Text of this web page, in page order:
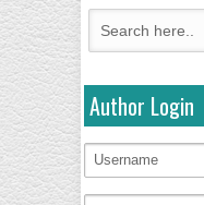
Author Login